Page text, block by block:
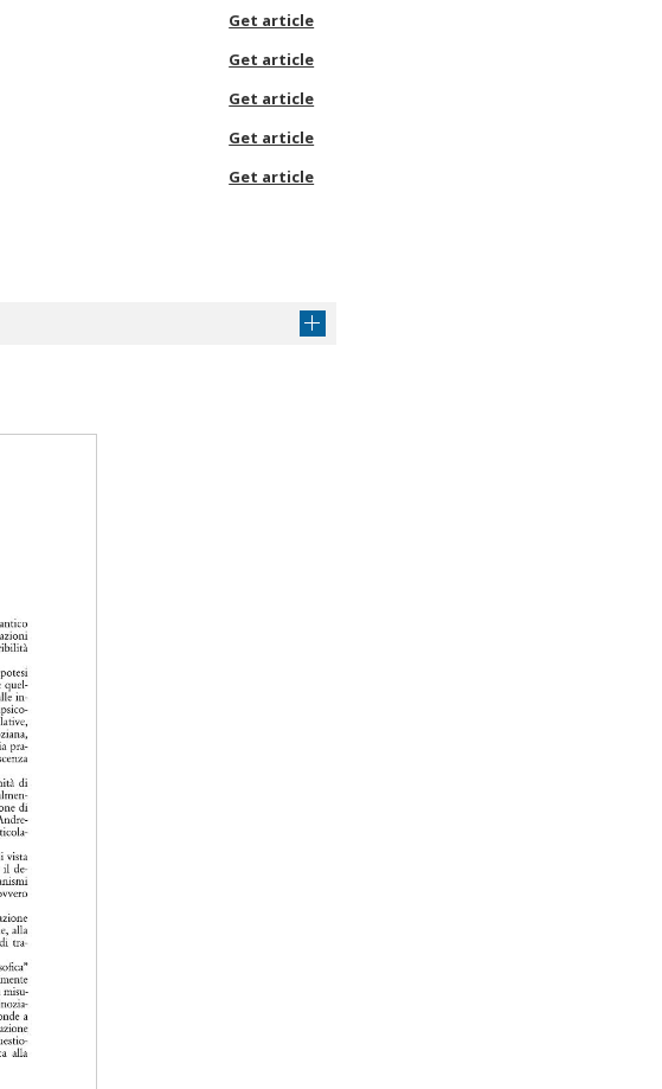
Get article
Get article
Get article
Get article
Get article